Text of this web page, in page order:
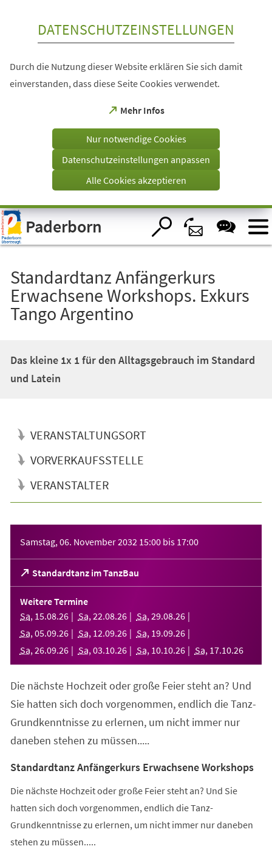
Visuelle
Assistenzsoftware
öffnen.
DATENSCHUTZEINSTELLUNGEN
Durch die Nutzung dieser Website erklären Sie sich damit
einverstanden, dass diese Seite Cookies verwendet.
Mehr Infos
(Öffnet
einem
Tab)
Nur notwendige Cookies
Datenschutzeinstellungen anpassen
Alle Cookies akzeptieren
Paderborn
Standardtanz Anfängerkurs
Erwachsene Workshops. Exkurs
Tango Argentino
Das kleine 1x 1 für den Alltagsgebrauch im Standard
und Latein
VERANSTALTUNGSORT
VORVERKAUFSSTELLE
VERANSTALTER
Samstag, 06. November 2032 15:00 bis 17:00
Standardtanz im TanzBau
(Öffnet
in
einem
neuen
Tab)
Weitere Termine
Sa, 15.08.26 Sa, 22.08.26 Sa, 29.08.26
Sa, 05.09.26 Sa, 12.09.26 Sa, 19.09.26
Sa, 26.09.26 Sa, 03.10.26 Sa, 10.10.26 Sa, 17.10.26
Die nächste Hochzeit oder große Feier steht an? Und
Sie hatten sich doch vorgenommen, endlich die Tanz-
Grundkenntnisse zu erlernen, um nicht immer nur
daneben stehen zu müssen.....
Standardtanz Anfängerkurs Erwachsene Workshops
Die nächste Hochzeit oder große Feier steht an? Und Sie
hatten sich doch vorgenommen, endlich die Tanz-
Grundkenntnisse zu erlernen, um nicht immer nur daneben
stehen zu müssen.....